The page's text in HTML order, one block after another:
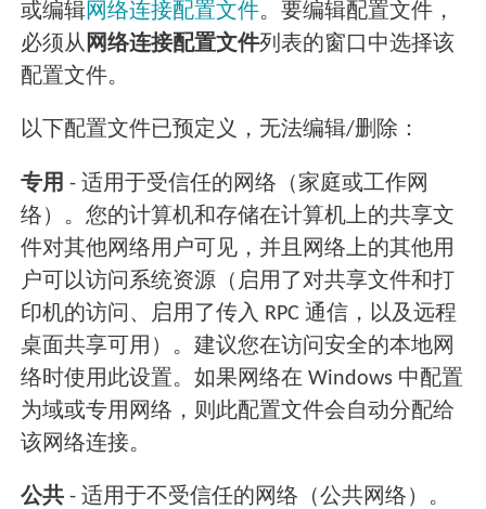
或编辑网络连接配置文件。要编辑配置文件，
必须从 网络连接配置文件列表的窗口中选择该
配置文件。
以下配置文件已预定义，无法编辑/删除：
专用 - 适用于受信任的网络（家庭或工作网
络）。您的计算机和存储在计算机上的共享文
件对其他网络用户可见，并且网络上的其他用
户可以访问系统资源（启用了对共享文件和打
印机的访问、启用了传入 RPC 通信，以及远程
桌面共享可用）。建议您在访问安全的本地网
络时使用此设置。如果网络在 Windows 中配置
为域或专用网络，则此配置文件会自动分配给
该网络连接。
公共 - 适用于不受信任的网络（公共网络）。